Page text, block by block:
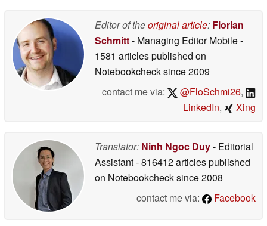
Editor of theoriginal article: Florian
Schmitt- Managing Editor Mobile-
1581 articles published on
Notebookchecksince 2009
contact me via:
@FloSchmi26,
LinkedIn, Xing
Translator: Ninh Ngoc Duy- Editorial
Assistant- 816412 articles published
on Notebookchecksince 2008
contact me via:
Facebook